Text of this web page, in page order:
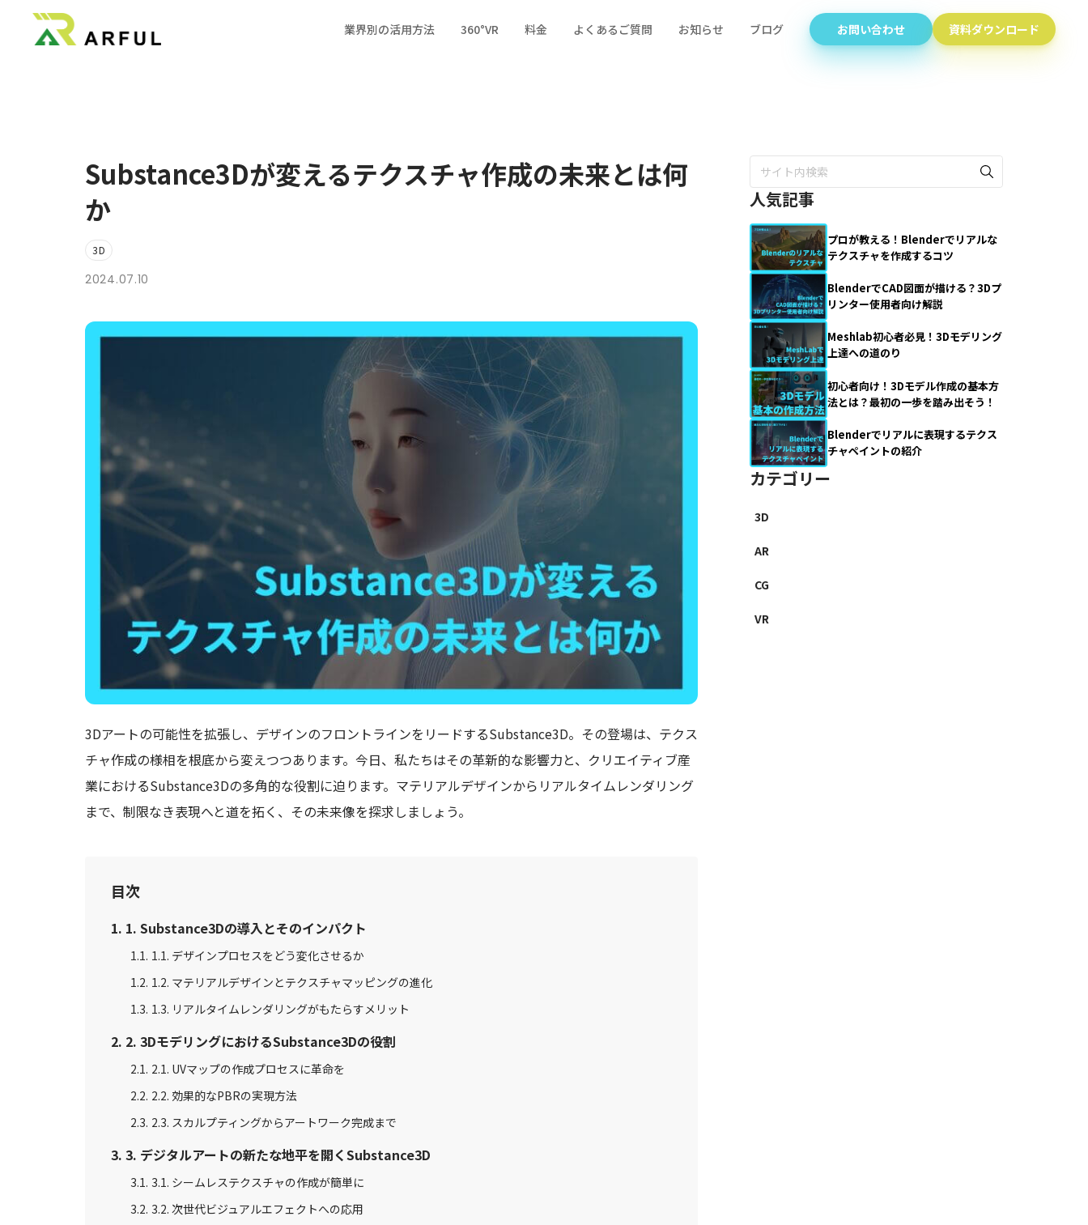
業界別の活用方法 360°VR 料金 よくあるご質問 お知らせ ブログ お問い合わせ 資料ダウンロード
Substance3Dが変えるテクスチャ作成の未来とは何
か
3D
2024.07.10
3Dアートの可能性を拡張し、デザインのフロントラインをリードするSubstance3D。その登場は、テクス
チャ作成の様相を根底から変えつつあります。今日、私たちはその革新的な影響力と、クリエイティブ産
業におけるSubstance3Dの多角的な役割に迫ります。マテリアルデザインからリアルタイムレンダリング
まで、制限なき表現へと道を拓く、その未来像を探求しましょう。
目次
1. Substance3Dの導入とそのインパクト
1.1. デザインプロセスをどう変化させるか
1.2. マテリアルデザインとテクスチャマッピングの進化
1.3. リアルタイムレンダリングがもたらすメリット
2. 3DモデリングにおけるSubstance3Dの役割
2.1. UVマップの作成プロセスに革命を
2.2. 効果的なPBRの実現方法
2.3. スカルプティングからアートワーク完成まで
3. デジタルアートの新たな地平を開くSubstance3D
3.1. シームレステクスチャの作成が簡単に
3.2. 次世代ビジュアルエフェクトへの応用
人気記事
プロが教える！Blenderでリアルな
テクスチャを作成するコツ
BlenderでCAD図面が描ける？3Dプ
リンター使用者向け解説
Meshlab初心者必見！3Dモデリング
上達への道のり
初心者向け！3Dモデル作成の基本方
法とは？最初の一歩を踏み出そう！
Blenderでリアルに表現するテクス
チャペイントの紹介
カテゴリー
3D
AR
CG
VR
料金
よくあるご質問
お知らせ
ブログ
お問い合わせ
資料ダウンロード